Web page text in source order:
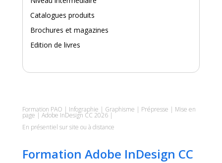
Catalogues produits
Brochures et magazines
Edition de livres
Formation PAO | Infographie | Graphisme | Prépresse | Mise en
page | Adobe InDesign CC 2026 |
En présentiel sur site ou à distance
Formation Adobe InDesign CC